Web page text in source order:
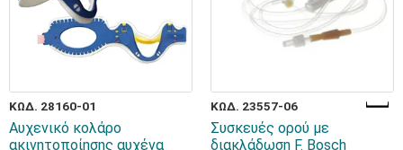
ΚΩΔ. 28160-01
Αυχενικό κολάρο
ακινητοποίησης αυχένα
ΚΩΔ. 23557-06
Συσκευές ορού με
διακλάδωση F. Bosch